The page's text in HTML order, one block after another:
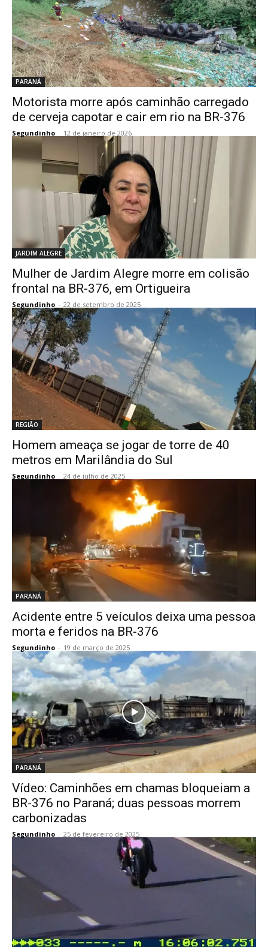
PARANÁ
Motorista morre após caminhão carregado
de cerveja capotar e cair em rio na BR-376
Segundinho - 12 de janeiro de 2026
JARDIM ALEGRE
Mulher de Jardim Alegre morre em colisão
frontal na BR-376, em Ortigueira
Segundinho - 22 de setembro de 2025
REGIÃO
Homem ameaça se jogar de torre de 40
metros em Marilândia do Sul
Segundinho - 24 de julho de 2025
PARANÁ
Acidente entre 5 veículos deixa uma pessoa
morta e feridos na BR-376
Segundinho - 19 de março de 2025
PARANÁ
Vídeo: Caminhões em chamas bloqueiam a
BR-376 no Paraná; duas pessoas morrem
carbonizadas
Segundinho - 25 de fevereiro de 2025